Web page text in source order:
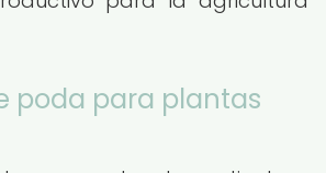
poda para plantas